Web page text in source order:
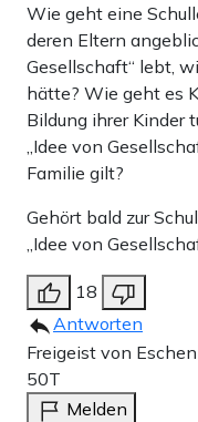
Wie geht eine
deren Eltern
Gesellschaft“ lebt,
hätte? Wie geht es
Bildung ihrer Kinder
„Idee von
Familie gilt?
Gehört bald zur
„Idee von
18
Antworten
Freigeist von
50T
Melden